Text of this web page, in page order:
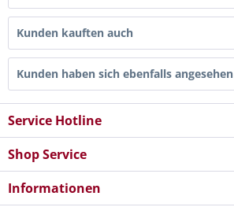
Kunden kauften auch
Kunden haben sich ebenfalls angesehen
Service Hotline
Shop Service
Informationen